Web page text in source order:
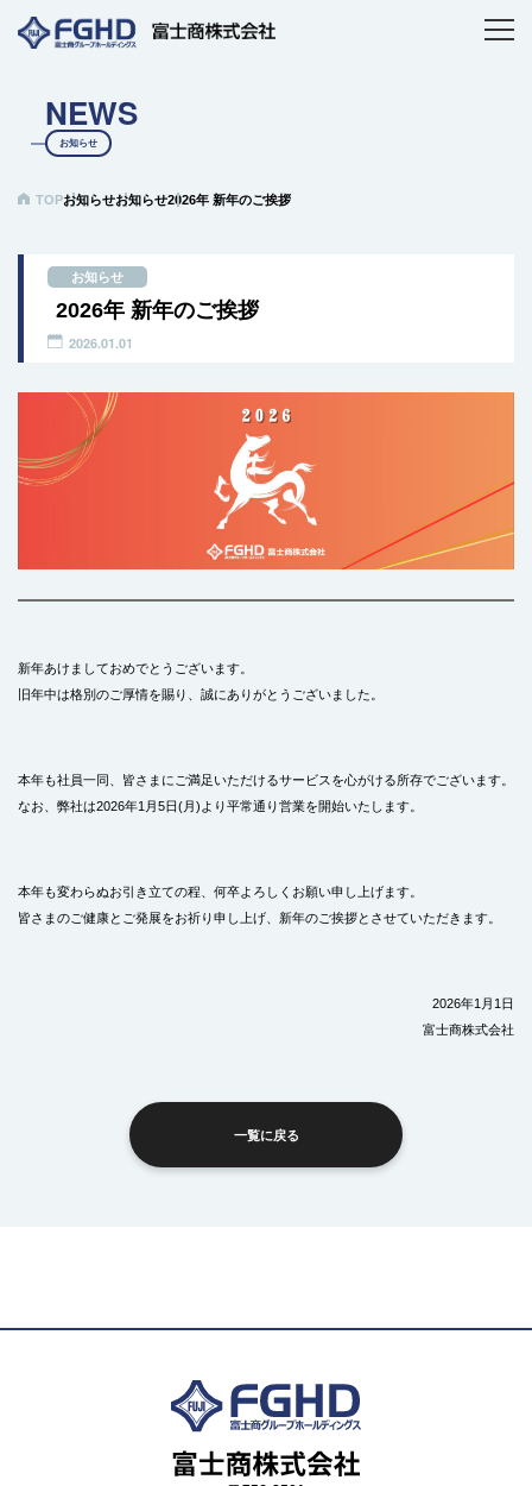
NEWS
お知らせ
TOPお知らせお知らせ2026年 新年のご挨拶
お知らせ
2026年 新年のご挨拶
2026.01.01
新年あけましておめでとうございます。
旧年中は格別のご厚情を賜り、誠にありがとうございました。
本年も社員一同、皆さまにご満足いただけるサービスを心がける所存でございます。
なお、弊社は2026年1月5日(月)より平常通り営業を開始いたします。
本年も変わらぬお引き立ての程、何卒よろしくお願い申し上げます。
皆さまのご健康とご発展をお祈り申し上げ、新年のご挨拶とさせていただきます。
2026年1月1日
富士商株式会社
一覧に戻る